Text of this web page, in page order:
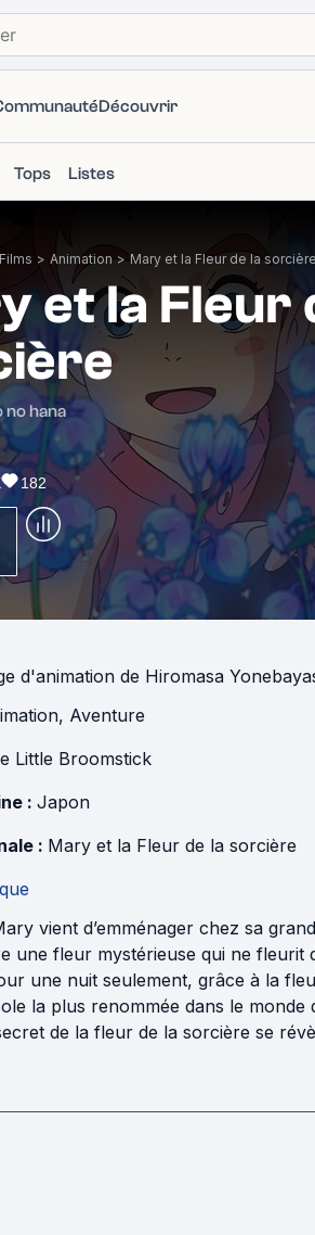
Découvrir
Tops Listes
Films > Animation > Mary et la Fleur de la sorcière
et la Fleur
no hana
182
d'animation de Hiromasa
, Aventure
Little Broomstick
: Japon
: Mary et la Fleur de la sorcière
vient d’emménager chez sa
une fleur mystérieuse qui ne
une nuit seulement, grâce à la
la plus renommée dans le
de la fleur de la sorcière se